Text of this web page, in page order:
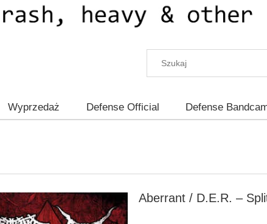
Wyprzedaż Defense Official Defense
Aberrant / D.E.R. ‎–